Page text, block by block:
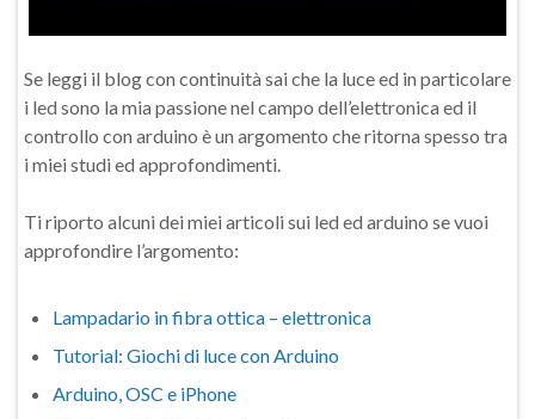
Se leggi il blog con continuità sai che la luce ed in particolare
i led sono la mia passione nel campo dell’elettronica ed il
controllo con arduino è un argomento che ritorna spesso tra
i miei studi ed approfondimenti.
Ti riporto alcuni dei miei articoli sui led ed arduino se vuoi
approfondire l’argomento:
Lampadario in fibra ottica – elettronica
Tutorial: Giochi di luce con Arduino
Arduino, OSC e iPhone